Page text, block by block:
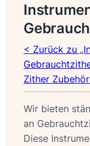
< Zurück zu
Zither Zubehör
Wir bieten
an
Diese